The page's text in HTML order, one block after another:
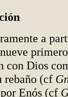
a
con Dios
rebaño (cf
Enós (cf